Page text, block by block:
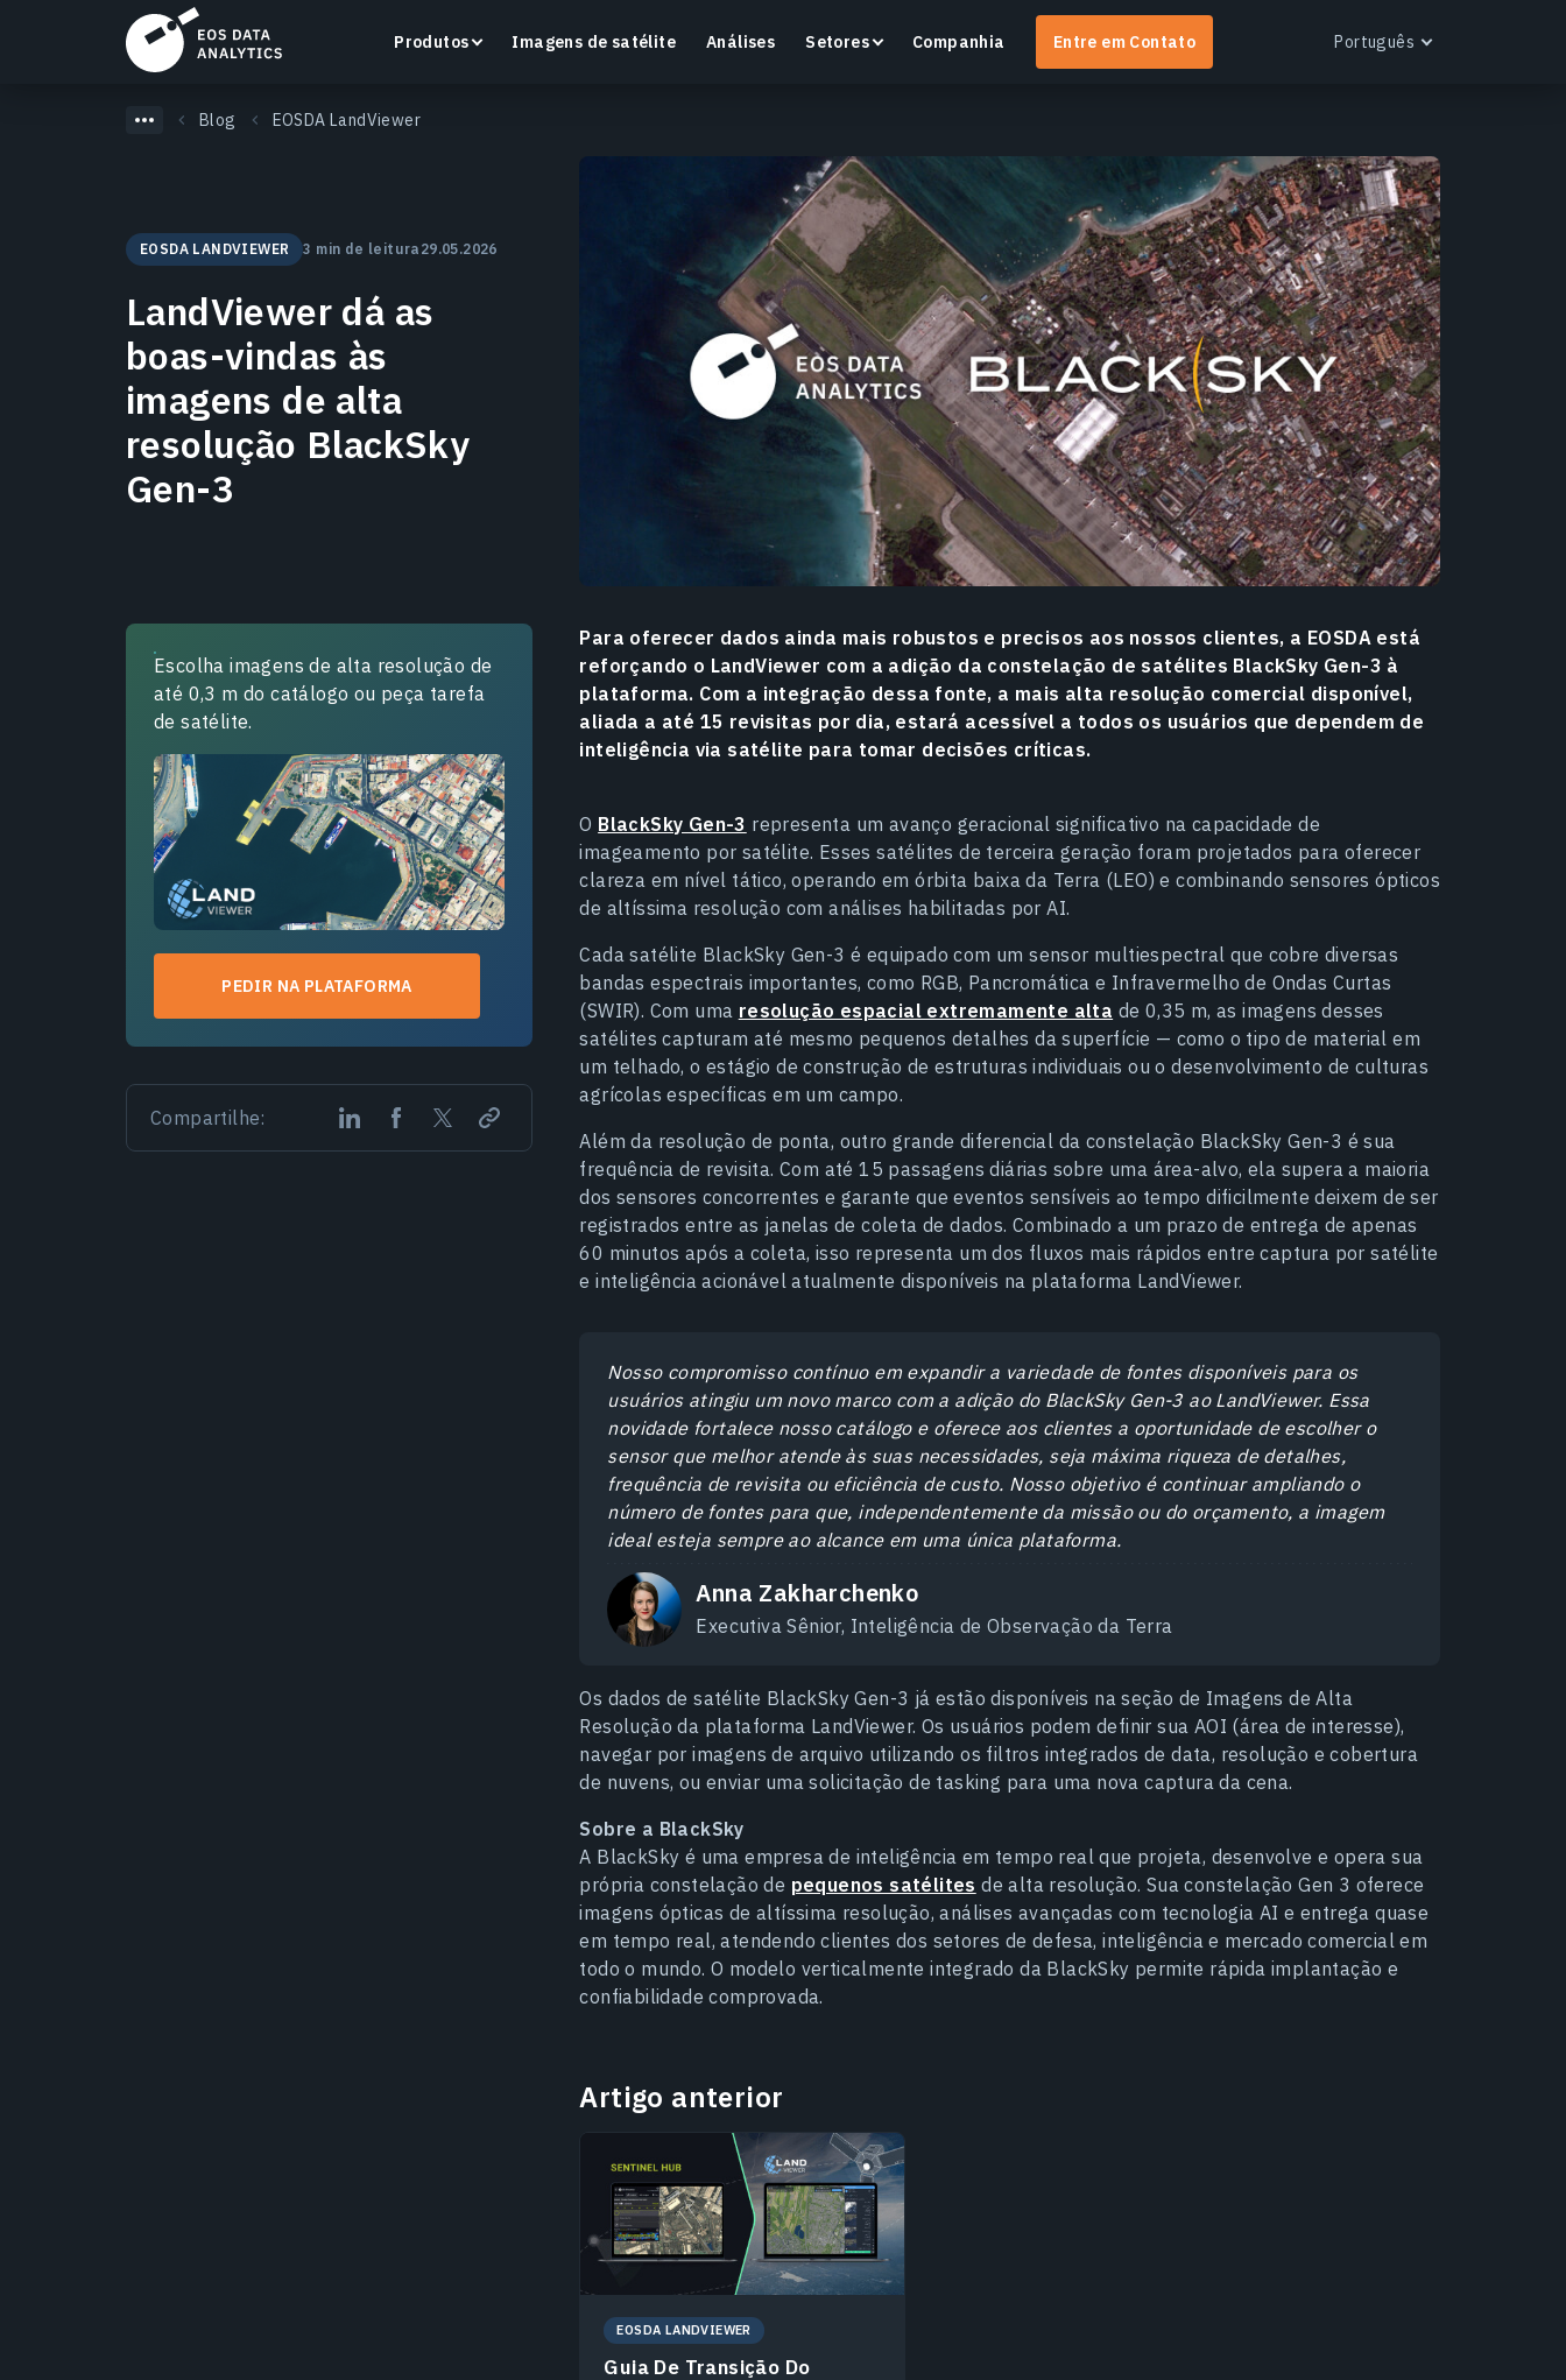
Produtos
LandViewer
diretamente no seu navegador.
Saiba mais
Monitore a saúde das culturas e as condições dos
campos com uma plataforma inteligente de
agricultura de precisão.
Saiba mais
EOS RayVision
Obtenha relatórios analíticos personalizados com
visualização avançada para qualquer setor.
Saiba mais
Imagens de satélite Análises Setores Companhia Entre em Contato Português
Português
Blog EOSDA LandViewer
EOSDA LANDVIEWER 3 min de leitura 29.05.2026
LandViewer dá as
boas-vindas às
imagens de alta
resolução BlackSky
Gen-3
Escolha imagens de alta resolução de
até 0,3 m do catálogo ou peça tarefa
de satélite.
PEDIR NA PLATAFORMA
Compartilhe:
Para oferecer dados ainda mais robustos e precisos aos nossos clientes, a EOSDA está
reforçando o LandViewer com a adição da constelação de satélites BlackSky Gen-3 à
plataforma. Com a integração dessa fonte, a mais alta resolução comercial disponível,
aliada a até 15 revisitas por dia, estará acessível a todos os usuários que dependem de
inteligência via satélite para tomar decisões críticas.
O BlackSky Gen-3 representa um avanço geracional significativo na capacidade de
imageamento por satélite. Esses satélites de terceira geração foram projetados para oferecer
clareza em nível tático, operando em órbita baixa da Terra (LEO) e combinando sensores ópticos
de altíssima resolução com análises habilitadas por AI.
Cada satélite BlackSky Gen-3 é equipado com um sensor multiespectral que cobre diversas
bandas espectrais importantes, como RGB, Pancromática e Infravermelho de Ondas Curtas
(SWIR). Com uma resolução espacial extremamente alta de 0,35 m, as imagens desses
satélites capturam até mesmo pequenos detalhes da superfície — como o tipo de material em
um telhado, o estágio de construção de estruturas individuais ou o desenvolvimento de culturas
agrícolas específicas em um campo.
Além da resolução de ponta, outro grande diferencial da constelação BlackSky Gen-3 é sua
frequência de revisita. Com até 15 passagens diárias sobre uma área-alvo, ela supera a maioria
dos sensores concorrentes e garante que eventos sensíveis ao tempo dificilmente deixem de ser
registrados entre as janelas de coleta de dados. Combinado a um prazo de entrega de apenas
60 minutos após a coleta, isso representa um dos fluxos mais rápidos entre captura por satélite
e inteligência acionável atualmente disponíveis na plataforma LandViewer.
Nosso compromisso contínuo em expandir a variedade de fontes disponíveis para os
usuários atingiu um novo marco com a adição do BlackSky Gen-3 ao LandViewer. Essa
novidade fortalece nosso catálogo e oferece aos clientes a oportunidade de escolher o
sensor que melhor atende às suas necessidades, seja máxima riqueza de detalhes,
frequência de revisita ou eficiência de custo. Nosso objetivo é continuar ampliando o
número de fontes para que, independentemente da missão ou do orçamento, a imagem
ideal esteja sempre ao alcance em uma única plataforma.
Anna Zakharchenko
Executiva Sênior, Inteligência de Observação da Terra
Os dados de satélite BlackSky Gen-3 já estão disponíveis na seção de Imagens de Alta
Resolução da plataforma LandViewer. Os usuários podem definir sua AOI (área de interesse),
navegar por imagens de arquivo utilizando os filtros integrados de data, resolução e cobertura
de nuvens, ou enviar uma solicitação de tasking para uma nova captura da cena.
Sobre a BlackSky
A BlackSky é uma empresa de inteligência em tempo real que projeta, desenvolve e opera sua
própria constelação de pequenos satélites de alta resolução. Sua constelação Gen 3 oferece
imagens ópticas de altíssima resolução, análises avançadas com tecnologia AI e entrega quase
em tempo real, atendendo clientes dos setores de defesa, inteligência e mercado comercial em
todo o mundo. O modelo verticalmente integrado da BlackSky permite rápida implantação e
confiabilidade comprovada.
Artigo anterior
EOSDA LANDVIEWER
Guia De Transição Do